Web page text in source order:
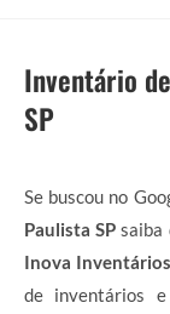
Inventário
SP
Se buscou no
Paulista SP saiba
Inova Inventários
de inventários